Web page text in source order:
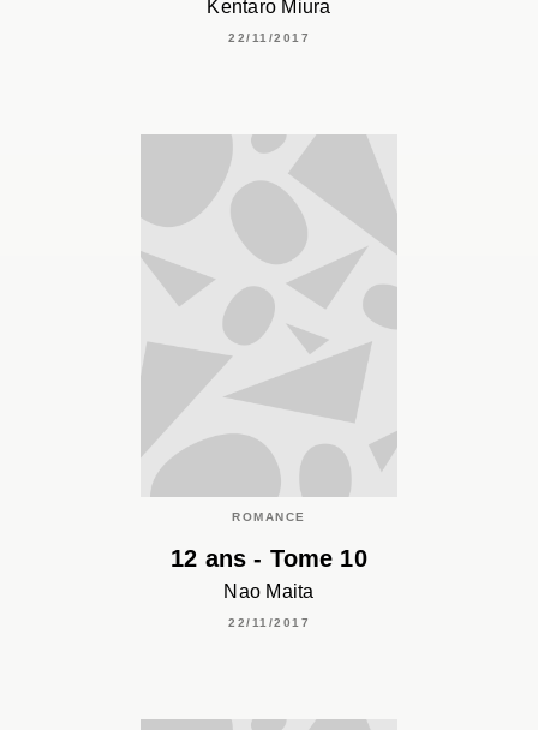
Kentaro Miura
22/11/2017
ROMANCE
12 ans - Tome 10
Nao Maita
22/11/2017